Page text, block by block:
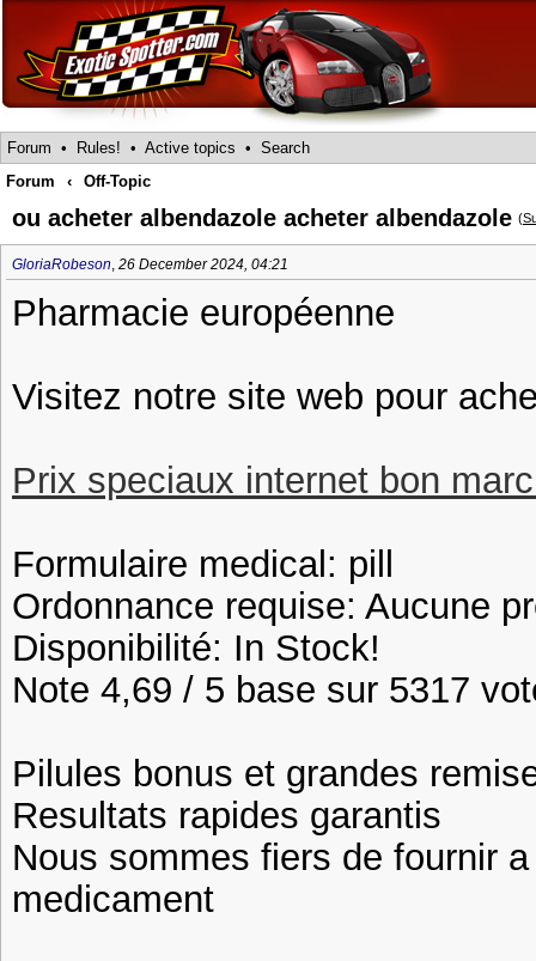
Forum • Rules! • Active topics • Search
Forum
‹ Off-Topic
ou acheter albendazole acheter albendazole (
GloriaRobeson, 26 December 2024, 04:21
Pharmacie européenne
Visitez notre site web pour
Prix speciaux internet bon
Formulaire medical: pill
Ordonnance requise: Aucune
Disponibilité: In Stock!
Note 4,69 / 5 base sur 5317
Pilules bonus et grandes
Resultats rapides garantis
Nous sommes fiers de fournir
medicament